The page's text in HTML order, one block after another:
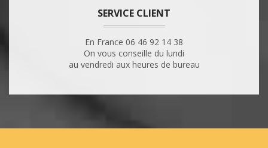
SERVICE CLIENT
En France 06 46 92 14 38
On vous conseille du lundi
au vendredi aux heures de bureau